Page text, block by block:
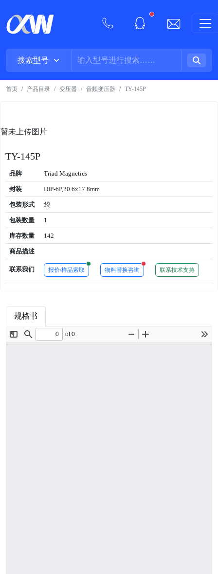
New alerts
首页 产品目录 变压器 音频变压器 TY-145P
暂未上传图片
TY-145P
品牌 Triad Magnetics
封装 DIP-6P,20.6x17.8mm
包装形式 袋
包装数量 1
库存数量 142
商品描述
联系我们 报价/样品索取 New alerts物料替换咨询 New alerts联系技术支持
规格书